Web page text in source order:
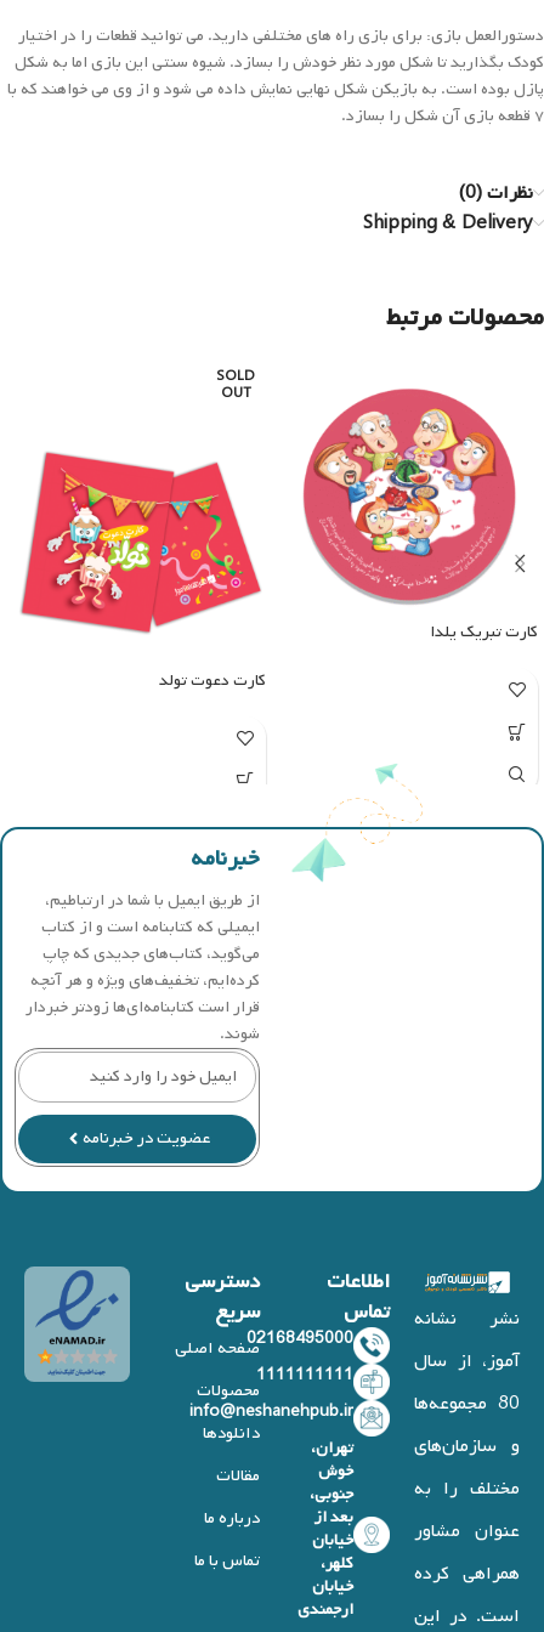
دستورالعمل بازی: برای بازی راه های مختلفی دارید. می توانید قطعات را در اختیار
کودک بگذارید تا شکل مورد نظر خودش را بسازد. شیوه سنتی این بازی اما به شکل
پازل بوده است. به بازیکن شکل نهایی نمایش داده می شود و از وی می خواهند که با
۷ قطعه بازی آن شکل را بسازد.
نظرات (0)
Shipping & Delivery
محصولات مرتبط
کارت تبریک یلدا
SOLD
OUT
کارت دعوت تولد
خبرنامه
از طریق ایمیل با شما در ارتباطیم،
ایمیلی که کتابنامه است و از کتاب
می‌گوید، کتاب‌های جدیدی که چاپ
کرده‌ایم، تخفیف‌های ویژه و هر آنچه
قرار است کتابنامه‌ای‌ها زودتر خبردار
شوند.
عضویت در خبرنامه
نشر نشانه
آموز، از سال
80 مجموعه‌ها
و سازمان‌های
مختلف را به
عنوان مشاور
همراهی کرده
است. در این
اطلاعات
تماس
02168495000
1111111111
info@neshanehpub.ir
تهران،
خوش
جنوبی،
بعد از
خیابان
کلهر،
خیابان
ارجمندی
دسترسی
سریع
صفحه اصلی
محصولات
دانلودها
مقالات
درباره ما
تماس با ما